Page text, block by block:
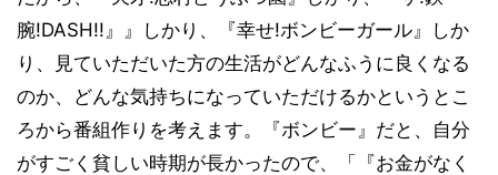
腕!DASH!!』』しかり、『幸せ!ボンビーガール』しか
り、見ていただいた方の生活がどんなふうに良くなる
のか、どんな気持ちになっていただけるかというとこ
ろから番組作りを考えます。『ボンビー』だと、自分
がすごく貧しい時期が長かったので、「『お金がなく